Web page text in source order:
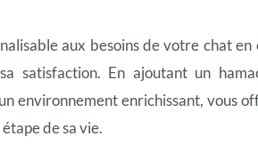
aux besoins de votre chat
satisfaction. En ajoutant un
environnement enrichissant, vous
de sa vie.